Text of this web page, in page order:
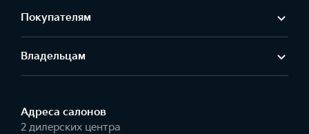
Покупателям
Владельцам
Адреса салонов
2 дилерских центра